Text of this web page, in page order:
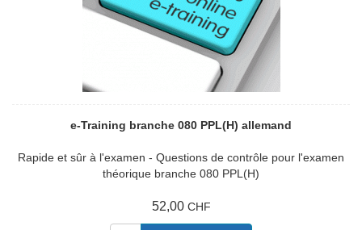
e-Training branche 080 PPL(H) allemand
Rapide et sûr à l'examen - Questions de contrôle pour l'examen
théorique branche 080 PPL(H)
52,00 CHF